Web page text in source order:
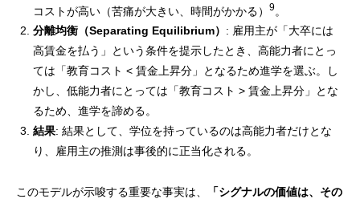
コストが高い（苦痛が大きい、時間がかかる）
9。
分離均衡（Separating Equilibrium） : 雇用主が「大卒には
高賃金を払う」という条件を提示したとき、高能力者にとっ
ては「教育コスト < 賃金上昇分」となるため進学を選ぶ。し
かし、低能力者にとっては「教育コスト > 賃金上昇分」とな
るため、進学を諦める。
結果: 結果として、学位を持っているのは高能力者だけとな
り、雇用主の推測は事後的に正当化される。
このモデルが示唆する重要な事実は、
「シグナルの価値は、その